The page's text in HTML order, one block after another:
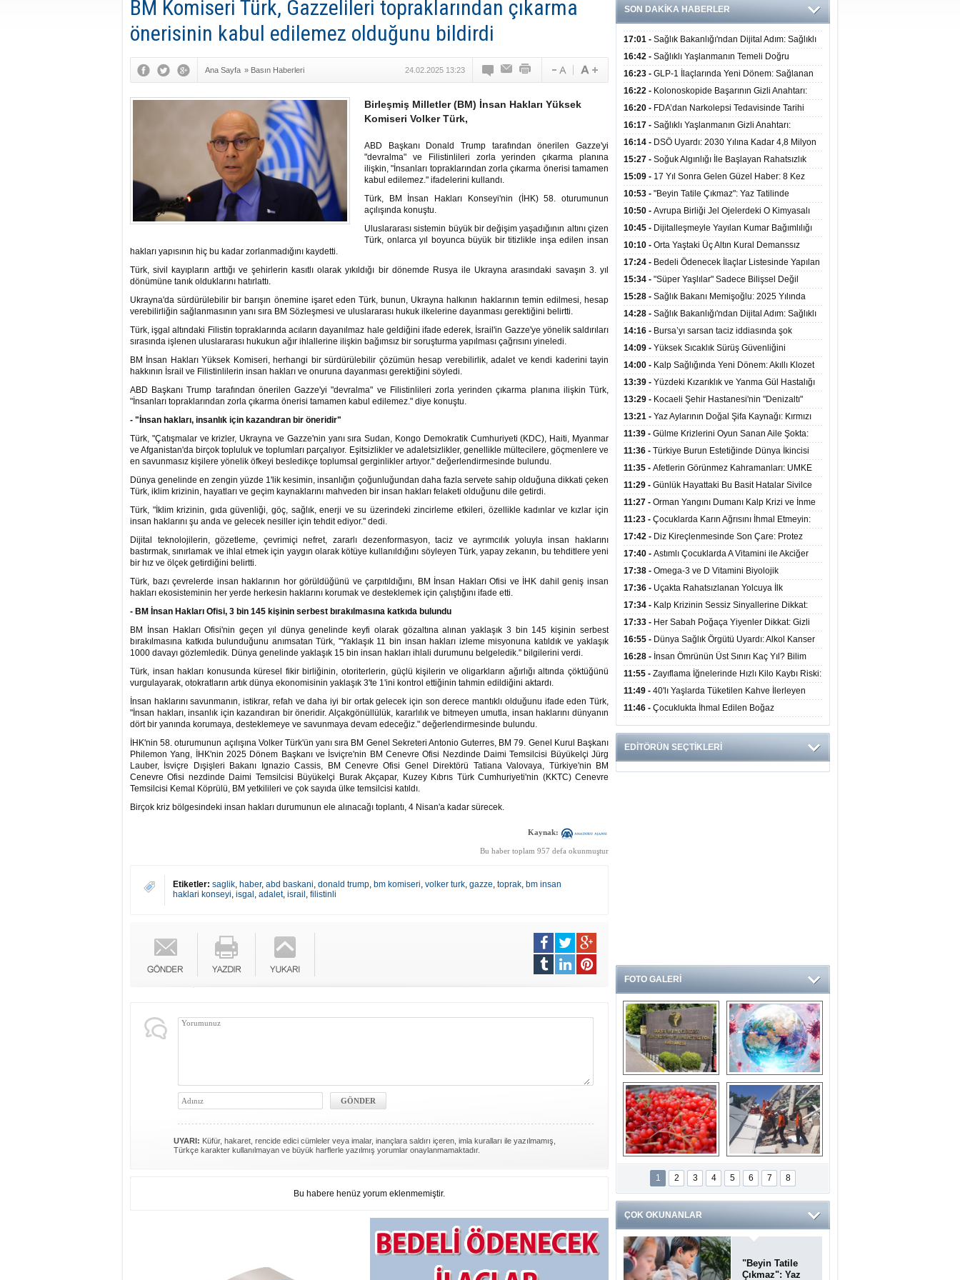
BM Komiseri Türk, Gazzelileri topraklarından çıkarma
önerisinin kabul edilemez olduğunu bildirdi
Ana Sayfa » Basın Haberleri 24.02.2025 13:23
Birleşmiş Milletler (BM) İnsan Hakları Yüksek
Komiseri Volker Türk,
ABD Başkanı Donald Trump tarafından önerilen Gazze'yi
"devralma" ve Filistinlileri zorla yerinden çıkarma planına
ilişkin, "İnsanları topraklarından zorla çıkarma önerisi tamamen
kabul edilemez." ifadelerini kullandı.
Türk, BM İnsan Hakları Konseyi'nin (İHK) 58. oturumunun
açılışında konuştu.
Uluslararası sistemin büyük bir değişim yaşadığının altını çizen
Türk, onlarca yıl boyunca büyük bir titizlikle inşa edilen insan
hakları yapısının hiç bu kadar zorlanmadığını kaydetti.
Türk, sivil kayıpların arttığı ve şehirlerin kasıtlı olarak yıkıldığı bir dönemde Rusya ile Ukrayna arasındaki savaşın 3. yıl
dönümüne tanık olduklarını hatırlattı.
Ukrayna'da sürdürülebilir bir barışın önemine işaret eden Türk, bunun, Ukrayna halkının haklarının temin edilmesi, hesap
verebilirliğin sağlanmasının yanı sıra BM Sözleşmesi ve uluslararası hukuk ilkelerine dayanması gerektiğini belirtti.
Türk, işgal altındaki Filistin topraklarında acıların dayanılmaz hale geldiğini ifade ederek, İsrail'in Gazze'ye yönelik saldırıları
sırasında işlenen uluslararası hukukun ağır ihlallerine ilişkin bağımsız bir soruşturma yapılması çağrısını yineledi.
BM İnsan Hakları Yüksek Komiseri, herhangi bir sürdürülebilir çözümün hesap verebilirlik, adalet ve kendi kaderini tayin
hakkının İsrail ve Filistinlilerin insan hakları ve onuruna dayanması gerektiğini söyledi.
ABD Başkanı Trump tarafından önerilen Gazze'yi "devralma" ve Filistinlileri zorla yerinden çıkarma planına ilişkin Türk,
"İnsanları topraklarından zorla çıkarma önerisi tamamen kabul edilemez." diye konuştu.
- "İnsan hakları, insanlık için kazandıran bir öneridir"
Türk, "Çatışmalar ve krizler, Ukrayna ve Gazze'nin yanı sıra Sudan, Kongo Demokratik Cumhuriyeti (KDC), Haiti, Myanmar
ve Afganistan'da birçok topluluk ve toplumları parçalıyor. Eşitsizlikler ve adaletsizlikler, genellikle mültecilere, göçmenlere ve
en savunmasız kişilere yönelik öfkeyi besledikçe toplumsal gerginlikler artıyor." değerlendirmesinde bulundu.
Dünya genelinde en zengin yüzde 1'lik kesimin, insanlığın çoğunluğundan daha fazla servete sahip olduğuna dikkati çeken
Türk, iklim krizinin, hayatları ve geçim kaynaklarını mahveden bir insan hakları felaketi olduğunu dile getirdi.
Türk, "İklim krizinin, gıda güvenliği, göç, sağlık, enerji ve su üzerindeki zincirleme etkileri, özellikle kadınlar ve kızlar için
insan haklarını şu anda ve gelecek nesiller için tehdit ediyor." dedi.
Dijital teknolojilerin, gözetleme, çevrimiçi nefret, zararlı dezenformasyon, taciz ve ayrımcılık yoluyla insan haklarını
bastırmak, sınırlamak ve ihlal etmek için yaygın olarak kötüye kullanıldığını söyleyen Türk, yapay zekanın, bu tehditlere yeni
bir hız ve ölçek getirdiğini belirtti.
Türk, bazı çevrelerde insan haklarının hor görüldüğünü ve çarpıtıldığını, BM İnsan Hakları Ofisi ve İHK dahil geniş insan
hakları ekosisteminin her yerde herkesin haklarını korumak ve desteklemek için çalıştığını ifade etti.
- BM İnsan Hakları Ofisi, 3 bin 145 kişinin serbest bırakılmasına katkıda bulundu
BM İnsan Hakları Ofisi'nin geçen yıl dünya genelinde keyfi olarak gözaltına alınan yaklaşık 3 bin 145 kişinin serbest
bırakılmasına katkıda bulunduğunu anımsatan Türk, "Yaklaşık 11 bin insan hakları izleme misyonuna katıldık ve yaklaşık
1000 davayı gözlemledik. Dünya genelinde yaklaşık 15 bin insan hakları ihlali durumunu belgeledik." bilgilerini verdi.
Türk, insan hakları konusunda küresel fikir birliğinin, otoriterlerin, güçlü kişilerin ve oligarkların ağırlığı altında çöktüğünü
vurgulayarak, otokratların artık dünya ekonomisinin yaklaşık 3'te 1'ini kontrol ettiğinin tahmin edildiğini aktardı.
İnsan haklarını savunmanın, istikrar, refah ve daha iyi bir ortak gelecek için son derece mantıklı olduğunu ifade eden Türk,
"İnsan hakları, insanlık için kazandıran bir öneridir. Alçakgönüllülük, kararlılık ve bitmeyen umutla, insan haklarını dünyanın
dört bir yanında korumaya, desteklemeye ve savunmaya devam edeceğiz." değerlendirmesinde bulundu.
İHK'nin 58. oturumunun açılışına Volker Türk'ün yanı sıra BM Genel Sekreteri Antonio Guterres, BM 79. Genel Kurul Başkanı
Philemon Yang, İHK'nin 2025 Dönem Başkanı ve İsviçre'nin BM Cenevre Ofisi Nezdinde Daimi Temsilcisi Büyükelçi Jürg
Lauber, İsviçre Dışişleri Bakanı Ignazio Cassis, BM Cenevre Ofisi Genel Direktörü Tatiana Valovaya, Türkiye'nin BM
Cenevre Ofisi nezdinde Daimi Temsilcisi Büyükelçi Burak Akçapar, Kuzey Kıbrıs Türk Cumhuriyeti'nin (KKTC) Cenevre
Temsilcisi Kemal Köprülü, BM yetkilileri ve çok sayıda ülke temsilcisi katıldı.
Birçok kriz bölgesindeki insan hakları durumunun ele alınacağı toplantı, 4 Nisan'a kadar sürecek.
Kaynak:
Bu haber toplam 957 defa okunmuştur
Etiketler: saglik, haber, abd baskani, donald trump, bm komiseri, volker turk, gazze, toprak, bm insan
haklari konseyi, isgal , adalet, israil , filistinli
UYARI: Küfür, hakaret, rencide edici cümleler veya imalar, inançlara saldırı içeren, imla kuralları ile yazılmamış,
Türkçe karakter kullanılmayan ve büyük harflerle yazılmış yorumlar onaylanmamaktadır.
Bu habere henüz yorum eklenmemiştir.
SON DAKİKA HABERLER
17:01 - Sağlık Bakanlığı'ndan Dijital Adım: Sağlıklı
Hayat Merkezlerinde Uzaktan Danışmanlık Dönemi
Başladı
16:42 - Sağlıklı Yaşlanmanın Temeli Doğru
Beslenmeden Geçiyor: İleri Yaşta Hangi Besin
Öğelerine İhtiyaç Duyuluyor?
16:23 - GLP-1 İlaçlarında Yeni Dönem: Sağlanan
Faydalar Yalnızca Kilo Kaybıyla Sınırlı Değil
16:22 - Kolonoskopide Başarının Gizli Anahtarı:
Yetersiz Bağırsak Temizliği Poliplerin Gözden
Kaçmasına Neden Oluyor
16:20 - FDA’dan Narkolepsi Tedavisinde Tarihi
Onay: Oreksin Sistemini Hedefleyen İlk İlaç
Kullanıma Sunuldu
16:17 - Sağlıklı Yaşlanmanın Gizli Anahtarı:
Düzenli Kuvvet Antrenmanı Kas Ve Kemik Sağlığını
Koruyor
16:14 - DSÖ Uyardı: 2030 Yılına Kadar 4,8 Milyon
Hemşire ve Ebe Açığı Oluşabilir
15:27 - Soğuk Algınlığı İle Başlayan Rahatsızlık
Karaciğer Yetmezliği Çıktı: 17 Yıl Sonra Nakille
Hayata Tutundu
15:09 - 17 Yıl Sonra Gelen Güzel Haber: 8 Kez
Reddedilen Hastaya 9'uncu Çağrıda Nakil Yapıldı
10:53 - "Beyin Tatile Çıkmaz": Yaz Tatilinde
Öğrenilenlerin Yüzde 39'u Unutulabiliyor
10:50 - Avrupa Birliği Jel Ojelerdeki O Kimyasalı
Yasakladı: Kısırlık ve Alerji Riski Uyarısı
10:45 - Dijitalleşmeyle Yayılan Kumar Bağımlılığı
Beyni ve Aileyi Yıkıma Uğratıyor
10:10 - Orta Yaştaki Üç Altın Kural Demanssız
Yaşamı 13 Yıl Uzatabiliyor
17:24 - Bedeli Ödenecek İlaçlar Listesinde Yapılan
Düzenlemeler Hakkında Duyuru 2026/30
15:34 - "Süper Yaşlılar" Sadece Bilişsel Değil
Fiziksel Olarak da Daha Sağlıklı Yaşıyor
15:28 - Sağlık Bakanı Memişoğlu: 2025 Yılında
300 Bini Aşkın Kişiye Emzirme Eğitimi Verildi
14:28 - Sağlık Bakanlığı'ndan Dijital Adım: Sağlıklı
Hayat Merkezlerinde Uzaktan Sağlık Hizmeti
Başladı
14:16 - Bursa’yı sarsan taciz iddiasında şok
gelişme!
14:09 - Yüksek Sıcaklık Sürüş Güvenliğini
Düşürüyor: 40 Derecede Güvenli Sürüş Süresi 53
Dakikaya İniyor
14:00 - Kalp Sağlığında Yeni Dönem: Akıllı Klozet
Kapağı 30 Saniyede Ritim Bozukluğunu Tespit
Ediyor
13:39 - Yüzdeki Kızarıklık ve Yanma Gül Hastalığı
(Rozasea) Belirtisi Olabilir
13:29 - Kocaeli Şehir Hastanesi'nin "Denizaltı"
Görünümlü Ünitesi Hastalara Umut Oluyor
13:21 - Yaz Aylarının Doğal Şifa Kaynağı: Kırmızı
Meyveler Bağışıklığı ve Kalbi Koruyor
11:39 - Gülme Krizlerini Oyun Sanan Aile Şokta:
3,5 Yaşındaki Çocuk 8 Kez Felç Geçirdi
11:36 - Türkiye Burun Estetiğinde Dünya İkincisi
Oldu
11:35 - Afetlerin Görünmez Kahramanları: UMKE
Dev Kadrosuyla Görev Başında
11:29 - Günlük Hayattaki Bu Basit Hatalar Sivilce
Oluşumunu Tetikliyor
11:27 - Orman Yangını Dumanı Kalp Krizi ve İnme
Riskini Artırıyor
11:23 - Çocuklarda Karın Ağrısını İhmal Etmeyin:
Apandisit Habercisi Olabilir
17:42 - Diz Kireçlenmesinde Son Çare: Protez
Ameliyatı İle Yaşam Kalitesi Artıyor
17:40 - Astımlı Çocuklarda A Vitamini ile Akciğer
Hacmi Arasında Bağlantı Bulundu
17:38 - Omega-3 ve D Vitamini Biyolojik
Yaşlanmayı Yavaşlatabilir
17:36 - Uçakta Rahatsızlanan Yolcuya İlk
Müdahale Sağlık Bakanı Memişoğlu'ndan Geldi
17:34 - Kalp Krizinin Sessiz Sinyallerine Dikkat:
Yalnızca Göğüs Ağrısıyla Gelmiyor
17:33 - Her Sabah Poğaça Yiyenler Dikkat: Gizli
Şeker ve Yağ Yükü Kalbi ve Bağırsakları Tehdit
Ediyor
16:55 - Dünya Sağlık Örgütü Uyardı: Alkol Kanser
Riskini Doğrudan Artırıyor
16:28 - İnsan Ömrünün Üst Sınırı Kaç Yıl? Bilim
İnsanlarından Yeni Yaşam Süresi Modeli
11:55 - Zayıflama İğnelerinde Hızlı Kilo Kaybı Riski:
Uzmanlar Hekim Kontrolü Şart Diyor
11:49 - 40'lı Yaşlarda Tüketilen Kahve İlerleyen
Yıllarda Zihinsel ve Fiziksel Sağlığı Koruyor
11:46 - Çocuklukta İhmal Edilen Boğaz
Enfeksiyonu İleride Kalp Kapağını Bozabiliyor
EDİTÖRÜN SEÇTİKLERİ
FOTO GALERİ
Ve burası da bir
devlet hastanesi
14 soruda
Koronavirüs
hakkında kendinizi
test edin...
Gilaburu meyvesi
kanserden koruyor
Endonezya’daki
deprem: Ölü sayısı
bin 203'e yükseldi
1 2 3 4 5 6 7 8
ÇOK OKUNANLAR
"Beyin Tatile
Çıkmaz": Yaz